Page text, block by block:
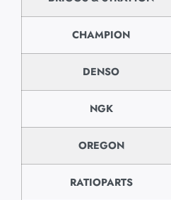
CHAMPION
DENSO
NGK
OREGON
RATIOPARTS